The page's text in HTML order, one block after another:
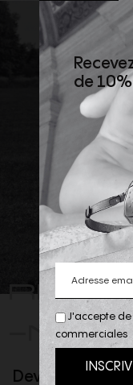
-
Devenez client
J'accepte
commerciales
de